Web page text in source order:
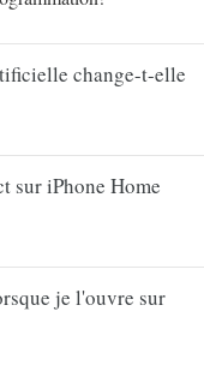
change-t-elle
sur iPhone Home
je l'ouvre sur